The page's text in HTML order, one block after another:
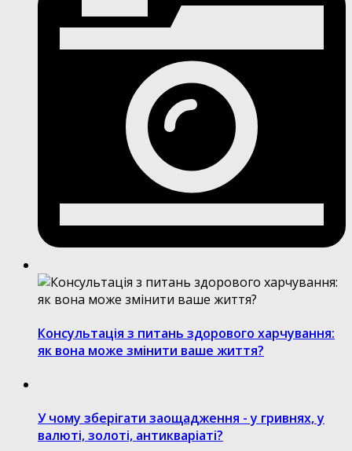
Консультація з питань здорового харчування:
як вона може змінити ваше життя?
У чому зберігати заощадження - у гривнях, у
валюті, золоті, антикваріаті?